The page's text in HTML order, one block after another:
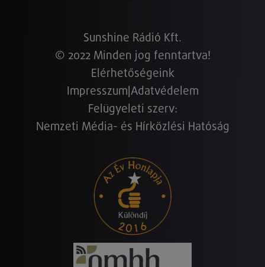
Sunshine Rádió Kft.
© 2022 Minden jog fenntartva!
Elérhetőségeink
Impresszum Adatvédelem
Felügyeleti szerv:
Nemzeti Média- és Hírközlési Hatóság